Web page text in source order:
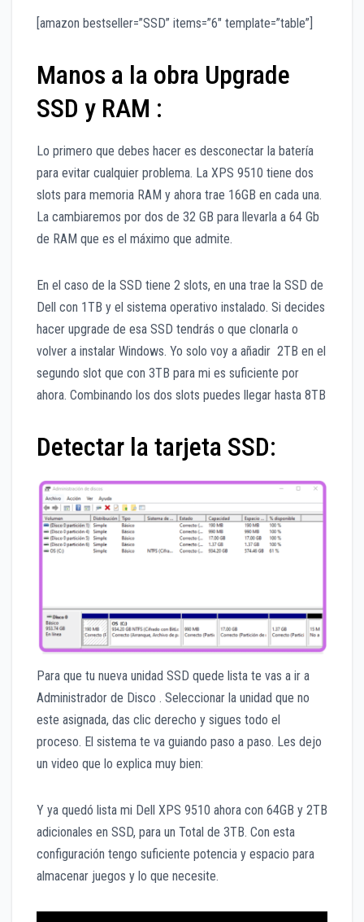
[amazon bestseller=”SSD” items=”6″ template=”table”]
Manos a la obra Upgrade
SSD y RAM :
Lo primero que debes hacer es desconectar la batería
para evitar cualquier problema. La XPS 9510 tiene dos
slots para memoria RAM y ahora trae 16GB en cada una.
La cambiaremos por dos de 32 GB para llevarla a 64 Gb
de RAM que es el máximo que admite.
En el caso de la SSD tiene 2 slots, en una trae la SSD de
Dell con 1TB y el sistema operativo instalado. Si decides
hacer upgrade de esa SSD tendrás o que clonarla o
volver a instalar Windows. Yo solo voy a añadir 2TB en el
segundo slot que con 3TB para mi es suficiente por
ahora. Combinando los dos slots puedes llegar hasta 8TB
Detectar la tarjeta SSD:
Para que tu nueva unidad SSD quede lista te vas a ir a
Administrador de Disco . Seleccionar la unidad que no
este asignada, das clic derecho y sigues todo el
proceso. El sistema te va guiando paso a paso. Les dejo
un video que lo explica muy bien:
Y ya quedó lista mi Dell XPS 9510 ahora con 64GB y 2TB
adicionales en SSD, para un Total de 3TB. Con esta
configuración tengo suficiente potencia y espacio para
almacenar juegos y lo que necesite.